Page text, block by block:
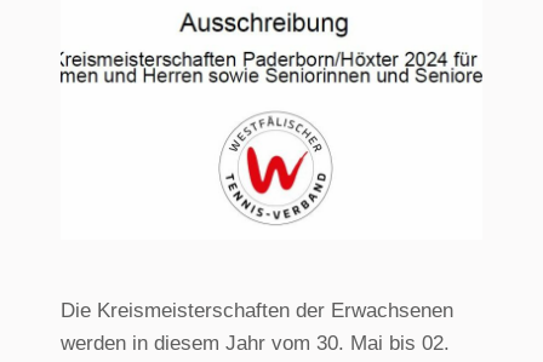
Die Kreismeisterschaften der Erwachsenen
werden in diesem Jahr vom 30. Mai bis 02.